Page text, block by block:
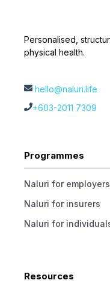
Personalised,
physical health.
hello@naluri.life
+603-2011 7309
Programmes
Naluri for employers
Naluri for insurers
Naluri for
Resources